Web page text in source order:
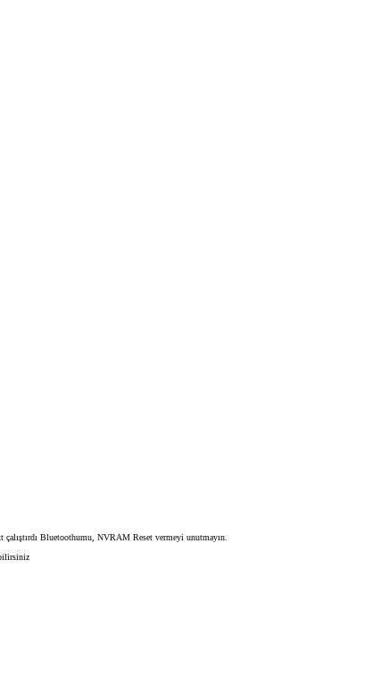
Bluetoothumu, NVRAM Reset vermeyi unutmayın.